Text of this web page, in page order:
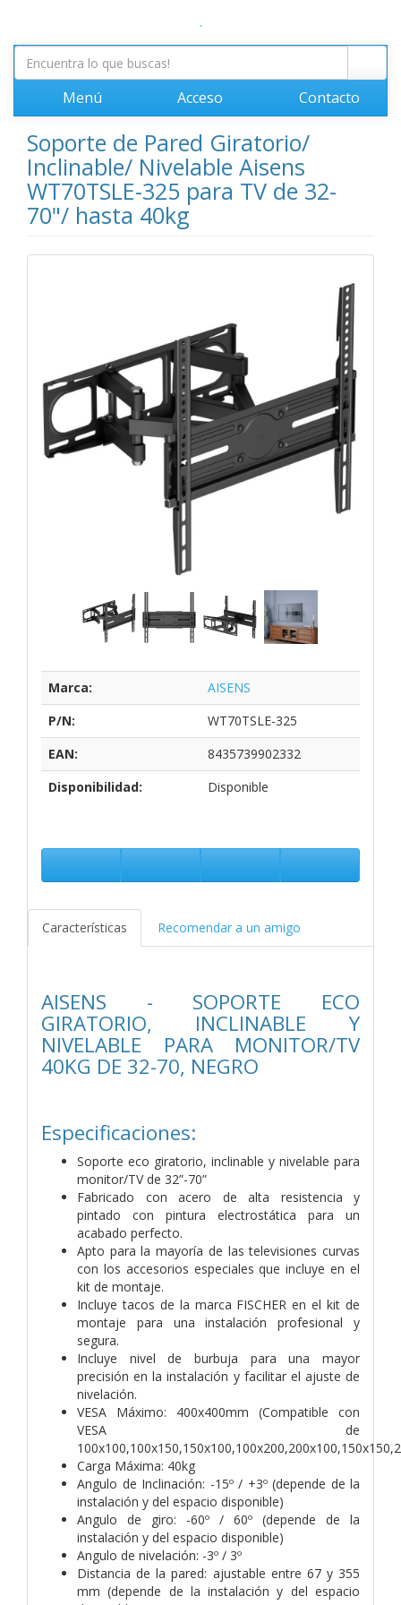
.
Menú Acceso Contacto
Soporte de Pared Giratorio/
Inclinable/ Nivelable Aisens
WT70TSLE-325 para TV de 32-
70"/ hasta 40kg
Marca:
AISENS
P/N:
WT70TSLE-325
EAN:
8435739902332
Disponibilidad:
Disponible
Características Recomendar a un amigo
AISENS - SOPORTE ECO
GIRATORIO, INCLINABLE Y
NIVELABLE PARA MONITOR/TV
40KG DE 32-70, NEGRO
Especificaciones:
Soporte eco giratorio, inclinable y nivelable para
monitor/TV de 32”-70”
Fabricado con acero de alta resistencia y
pintado con pintura electrostática para un
acabado perfecto.
Apto para la mayoría de las televisiones curvas
con los accesorios especiales que incluye en el
kit de montaje.
Incluye tacos de la marca FISCHER en el kit de
montaje para una instalación profesional y
segura.
Incluye nivel de burbuja para una mayor
precisión en la instalación y facilitar el ajuste de
nivelación.
VESA Máximo: 400x400mm (Compatible con
VESA de
Carga Máxima: 40kg
Angulo de Inclinación: -15º / +3º (depende de la
instalación y del espacio disponible)
Angulo de giro: -60º / 60º (depende de la
instalación y del espacio disponible)
Angulo de nivelación: -3º / 3º
Distancia de la pared: ajustable entre 67 y 355
mm (depende de la instalación y del espacio